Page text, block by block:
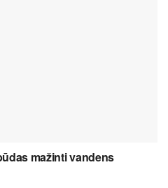
mažinti vandens